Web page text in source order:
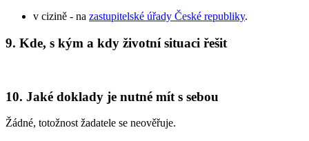
v cizině - na zastupitelské úřady České republiky.
9. Kde, s kým a kdy životní situaci řešit
10. Jaké doklady je nutné mít s sebou
Žádné, totožnost žadatele se neověřuje.